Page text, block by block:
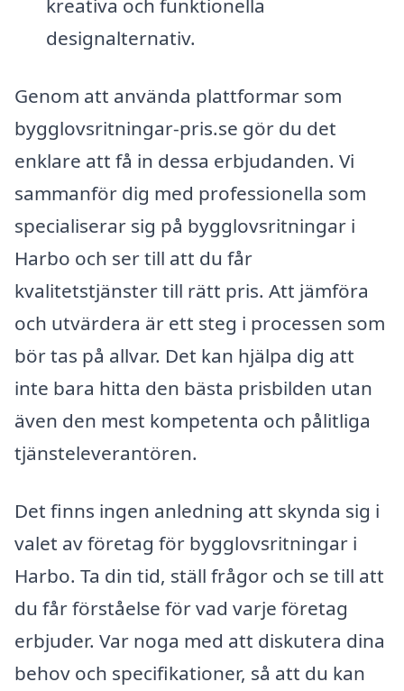
kreativa och funktionella
designalternativ.
Genom att använda plattformar som
bygglovsritningar-pris.se gör du det
enklare att få in dessa erbjudanden. Vi
sammanför dig med professionella som
specialiserar sig på bygglovsritningar i
Harbo och ser till att du får
kvalitetstjänster till rätt pris. Att jämföra
och utvärdera är ett steg i processen som
bör tas på allvar. Det kan hjälpa dig att
inte bara hitta den bästa prisbilden utan
även den mest kompetenta och pålitliga
tjänsteleverantören.
Det finns ingen anledning att skynda sig i
valet av företag för bygglovsritningar i
Harbo. Ta din tid, ställ frågor och se till att
du får förståelse för vad varje företag
erbjuder. Var noga med att diskutera dina
behov och specifikationer, så att du kan